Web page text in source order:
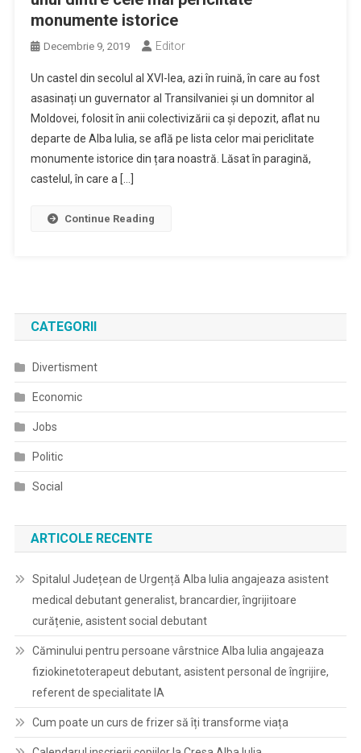
monumente istorice
Decembrie 9, 2019 Editor
Un castel din secolul al XVI-lea, azi în ruină, în care au fost
asasinați un guvernator al Transilvaniei și un domnitor al
Moldovei, folosit în anii colectivizării ca și depozit, aflat nu
departe de Alba Iulia, se află pe lista celor mai periclitate
monumente istorice din țara noastră. Lăsat în paragină,
castelul, în care a […]
Continue Reading
CATEGORII
Divertisment
Economic
Jobs
Politic
Social
ARTICOLE RECENTE
Spitalul Județean de Urgență Alba Iulia angajeaza asistent
medical debutant generalist, brancardier, îngrijitoare
curățenie, asistent social debutant
Căminului pentru persoane vârstnice Alba Iulia angajeaza
fiziokinetoterapeut debutant, asistent personal de îngrijire,
referent de specialitate IA
Cum poate un curs de frizer să îți transforme viața